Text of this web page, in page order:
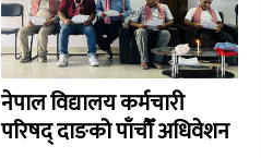
नेपाल विद्यालय कर्मचारी
परिषद् दाङको पाँचौँ अधिवेशन